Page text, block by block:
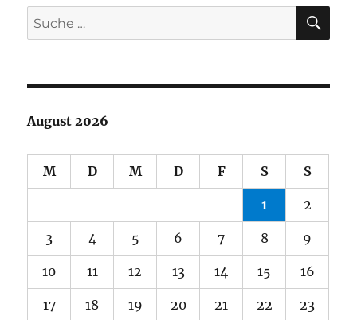
Suche
nach:
August 2026
M D M D F S S
1 2
3 4 5 6 7 8 9
10 11 12 13 14 15 16
17 18 19 20 21 22 23